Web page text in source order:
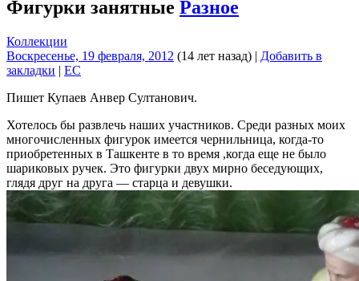
Фигурки занятные Разное
Коллекции
Воскресенье, 19 февраля, 2012 (14 лет назад) | Добавить в
закладки | EC
Пишет Купаев Анвер Султанович.
Хотелось бы развлечь наших участников. Среди разных моих
многочисленных фигурок имеется чернильница, когда-то
приобретенных в Ташкенте в то время ,когда еще не было
шариковых ручек. Это фигурки двух мирно беседующих,
глядя друг на друга — старца и девушки.